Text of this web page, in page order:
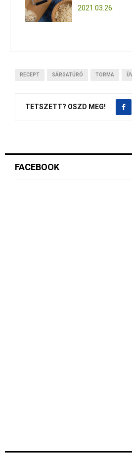
2021.03.26.
RECEPT SÁRGATÚRÓ TORMA
TETSZETT? OSZD MEG!
FACEBOOK